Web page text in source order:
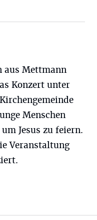
aus Mettmann
Konzert unter
Menschen
Jesus zu feiern.
Veranstaltung